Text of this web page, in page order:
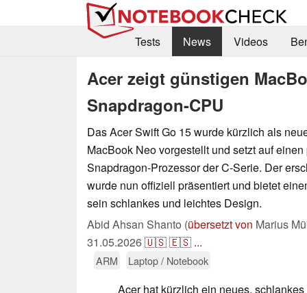
Tests
News Videos
Acer zeigt günstigen
Snapdragon-CPU
Das Acer Swift Go 15 wurde kürzlich als
MacBook Neo vorgestellt und setzt auf
Snapdragon-Prozessor der C-Serie. Der
wurde nun offiziell präsentiert und bietet
sein schlankes und leichtes Design.
Abid Ahsan Shanto (übersetzt von Marius
31.05.2026🇺🇸🇪🇸 ...
ARM Laptop / Notebook
Acer hat kürzlich ein neues,